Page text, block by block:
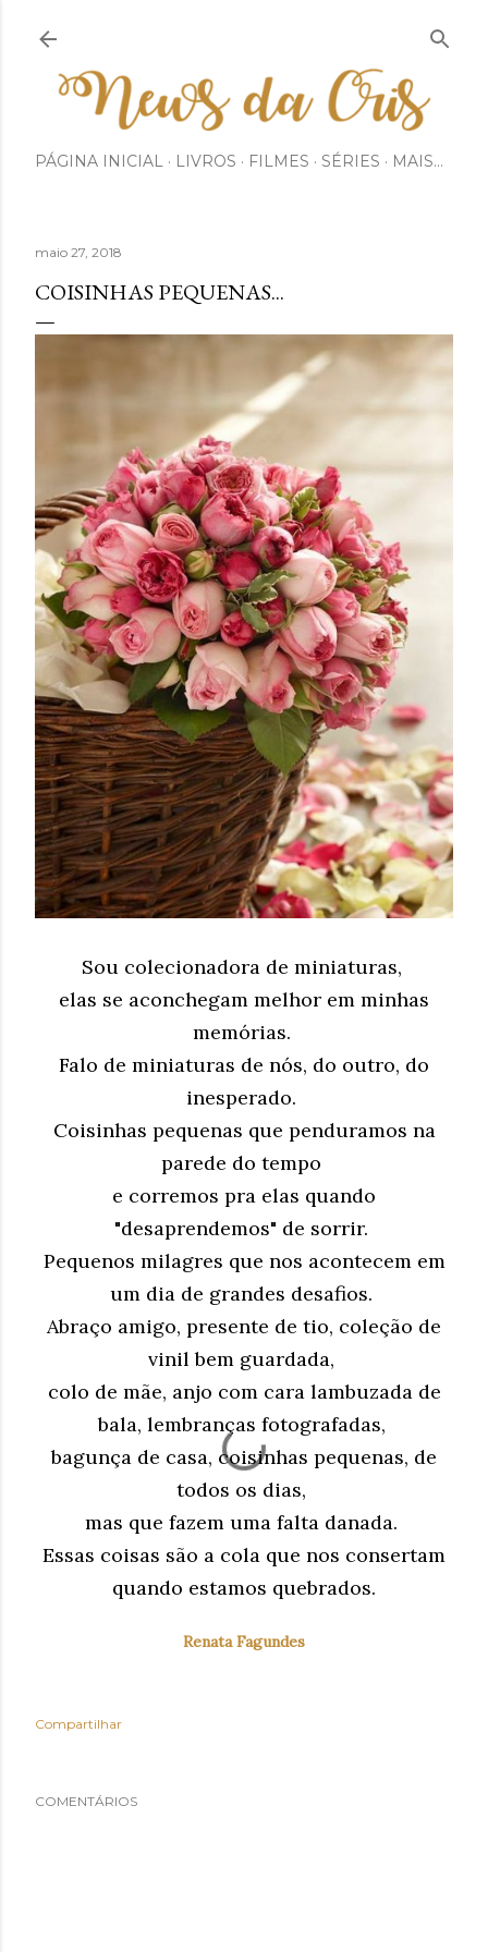
PÁGINA INICIAL LIVROS FILMES SÉRIES MAIS…
maio 27, 2018
COISINHAS PEQUENAS...
Sou colecionadora de miniaturas,
elas se aconchegam melhor em minhas
memórias.
Falo de miniaturas de nós, do outro, do
inesperado.
Coisinhas pequenas que penduramos na
parede do tempo
e corremos pra elas quando
"desaprendemos" de sorrir.
Pequenos milagres que nos acontecem em
um dia de grandes desafios.
Abraço amigo, presente de tio, coleção de
vinil bem guardada,
colo de mãe, anjo com cara lambuzada de
bala, lembranças fotografadas,
bagunça de casa, coisinhas pequenas, de
todos os dias,
mas que fazem uma falta danada.
Essas coisas são a cola que nos consertam
quando estamos quebrados.
Renata Fagundes
Compartilhar
COMENTÁRIOS